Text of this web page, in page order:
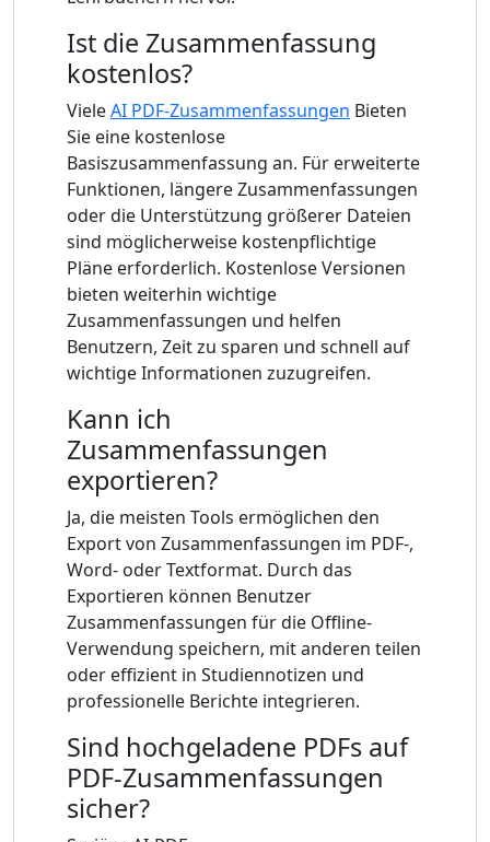
Ist die Zusammenfassung
kostenlos?
VieleAI PDF-Zusammenfassungen Bieten
Sie eine kostenlose
Basiszusammenfassung an. Für erweiterte
Funktionen, längere Zusammenfassungen
oder die Unterstützung größerer Dateien
sind möglicherweise kostenpflichtige
Pläne erforderlich. Kostenlose Versionen
bieten weiterhin wichtige
Zusammenfassungen und helfen
Benutzern, Zeit zu sparen und schnell auf
wichtige Informationen zuzugreifen.
Kann ich
Zusammenfassungen
exportieren?
Ja, die meisten Tools ermöglichen den
Export von Zusammenfassungen im PDF-,
Word- oder Textformat. Durch das
Exportieren können Benutzer
Zusammenfassungen für die Offline-
Verwendung speichern, mit anderen teilen
oder effizient in Studiennotizen und
professionelle Berichte integrieren.
Sind hochgeladene PDFs auf
PDF-Zusammenfassungen
sicher?